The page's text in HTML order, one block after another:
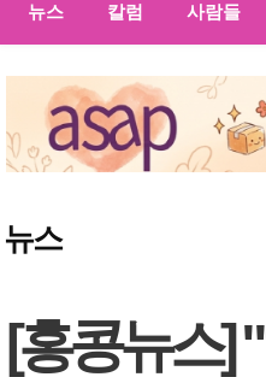
뉴스 칼럼 사람들
뉴스
[홍콩뉴스]